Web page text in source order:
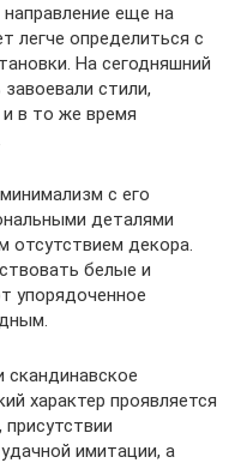
еще на
легче определиться с
На сегодняшний
стили,
в то же время
с его
деталями
отсутствием декора.
белые и
упорядоченное
скандинавское
характер проявляется
имитации, а